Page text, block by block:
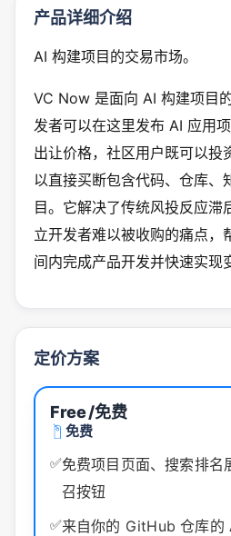
产品详细介绍
AI 构建项目的交易市场。
VC Now 是面向 AI 构建项目
发者可以在这里发布 AI 应用
出让价格，社区用户既可以投
以直接买断包含代码、仓库、
目。它解决了传统风投反应滞
立开发者难以被收购的痛点，
间内完成产品开发并快速实现
定价方案
Free/免费
免费
✅免费项目页面、搜索排名
召按钮
✅来自你的 GitHub 仓库的